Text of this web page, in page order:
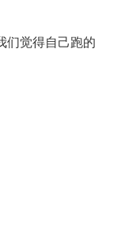
们觉得自己跑的